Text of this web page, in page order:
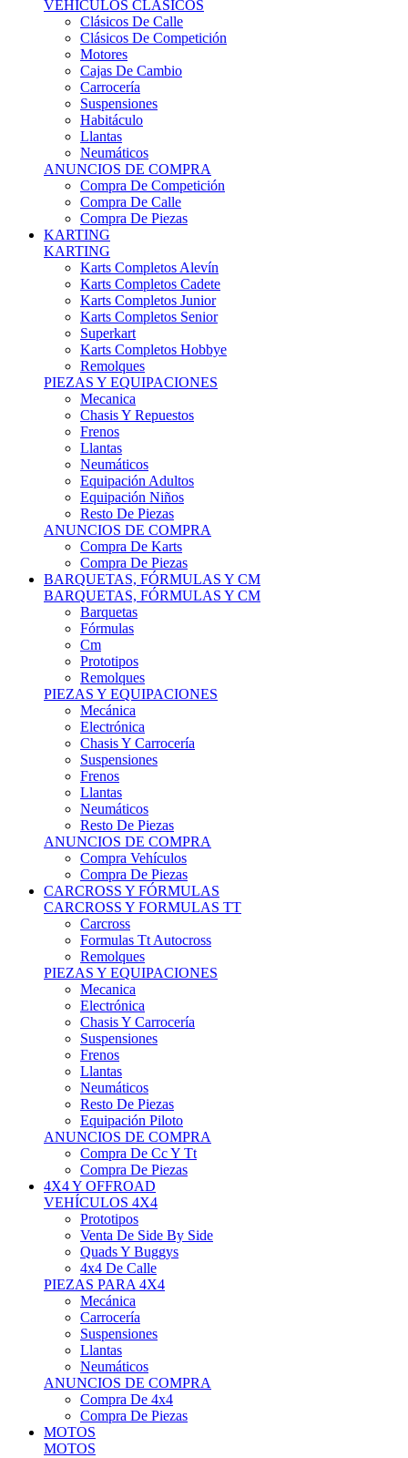
Clásicos De Competición
Motores
Cajas De Cambio
Carrocería
Suspensiones
Habitáculo
Llantas
Neumáticos
ANUNCIOS DE COMPRA
Compra De Competición
Compra De Calle
Compra De Piezas
KARTING
KARTING
Karts Completos Alevín
Karts Completos Cadete
Karts Completos Junior
Karts Completos Senior
Superkart
Karts Completos Hobbye
Remolques
PIEZAS Y EQUIPACIONES
Mecanica
Chasis Y Repuestos
Frenos
Llantas
Neumáticos
Equipación Adultos
Equipación Niños
Resto De Piezas
ANUNCIOS DE COMPRA
Compra De Karts
Compra De Piezas
BARQUETAS, FÓRMULAS Y CM
BARQUETAS, FÓRMULAS Y CM
Barquetas
Fórmulas
Cm
Prototipos
Remolques
PIEZAS Y EQUIPACIONES
Mecánica
Electrónica
Chasis Y Carrocería
Suspensiones
Frenos
Llantas
Neumáticos
Resto De Piezas
ANUNCIOS DE COMPRA
Compra Vehículos
Compra De Piezas
CARCROSS Y FÓRMULAS
CARCROSS Y FORMULAS TT
Carcross
Formulas Tt Autocross
Remolques
PIEZAS Y EQUIPACIONES
Mecanica
Electrónica
Chasis Y Carrocería
Suspensiones
Frenos
Llantas
Neumáticos
Resto De Piezas
Equipación Piloto
ANUNCIOS DE COMPRA
Compra De Cc Y Tt
Compra De Piezas
4X4 Y OFFROAD
VEHÍCULOS 4X4
Prototipos
Venta De Side By Side
Quads Y Buggys
4x4 De Calle
PIEZAS PARA 4X4
Mecánica
Carrocería
Suspensiones
Llantas
Neumáticos
ANUNCIOS DE COMPRA
Compra De 4x4
Compra De Piezas
MOTOS
MOTOS
Motos De Circuito